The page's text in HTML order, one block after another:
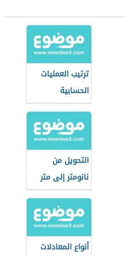
ترتيب العمليات
الحسابية
التحويل من
نانومتر إلى متر
أنواع المعادلات